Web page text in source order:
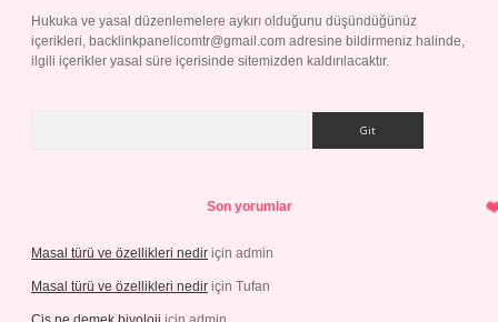
Hukuka ve yasal düzenlemelere aykırı olduğunu düşündüğünüz
içerikleri, backlinkpanelicomtr@gmail.com adresine bildirmeniz halinde,
ilgili içerikler yasal süre içerisinde sitemizden kaldırılacaktır.
Son yorumlar
Masal türü ve özellikleri nedir için admin
Masal türü ve özellikleri nedir için Tufan